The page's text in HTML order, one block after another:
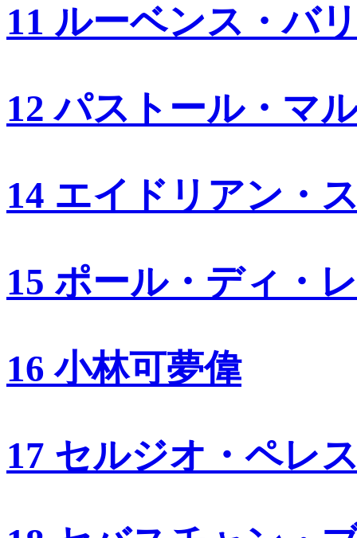
11 ルーベンス・バ
12 パストール・マ
14 エイドリアン・
15 ポール・ディ・
16 小林可夢偉
17 セルジオ・ペレ